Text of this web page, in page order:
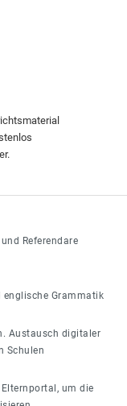
Referendare
englische Grammatik
Austausch digitaler
Schulen
um die